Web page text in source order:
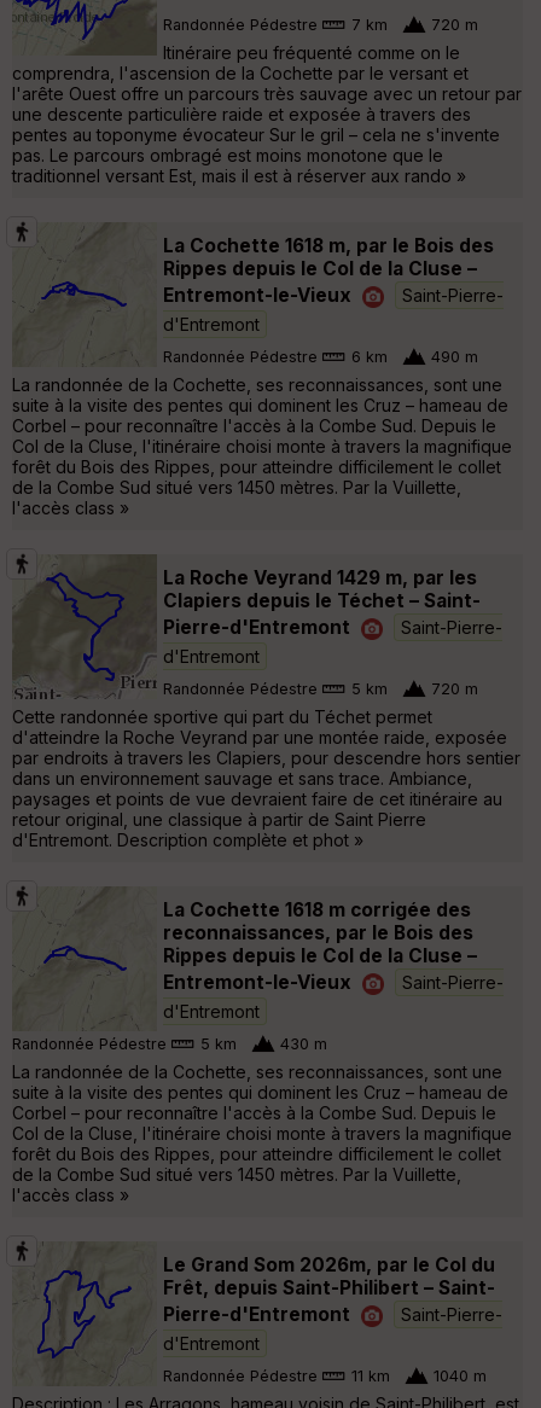
Randonnée Pédestre 7 km 720 m
Itinéraire peu fréquenté comme on le
comprendra, l'ascension de la Cochette par le versant et
l'arête Ouest offre un parcours très sauvage avec un retour par
une descente particulière raide et exposée à travers des
pentes au toponyme évocateur Sur le gril – cela ne s'invente
pas. Le parcours ombragé est moins monotone que le
traditionnel versant Est, mais il est à réserver aux rando »
La Cochette 1618 m, par le Bois des
Rippes depuis le Col de la Cluse –
Entremont-le-Vieux
Saint-Pierre-
d'Entremont
Randonnée Pédestre 6 km 490 m
La randonnée de la Cochette, ses reconnaissances, sont une
suite à la visite des pentes qui dominent les Cruz – hameau de
Corbel – pour reconnaître l'accès à la Combe Sud. Depuis le
Col de la Cluse, l'itinéraire choisi monte à travers la magnifique
forêt du Bois des Rippes, pour atteindre difficilement le collet
de la Combe Sud situé vers 1450 mètres. Par la Vuillette,
l'accès class »
La Roche Veyrand 1429 m, par les
Clapiers depuis le Téchet – Saint-
Pierre-d'Entremont
Saint-Pierre-
d'Entremont
Randonnée Pédestre 5 km 720 m
Cette randonnée sportive qui part du Téchet permet
d'atteindre la Roche Veyrand par une montée raide, exposée
par endroits à travers les Clapiers, pour descendre hors sentier
dans un environnement sauvage et sans trace. Ambiance,
paysages et points de vue devraient faire de cet itinéraire au
retour original, une classique à partir de Saint Pierre
d'Entremont. Description complète et phot »
La Cochette 1618 m corrigée des
reconnaissances, par le Bois des
Rippes depuis le Col de la Cluse –
Entremont-le-Vieux
Saint-Pierre-
d'Entremont
Randonnée Pédestre 5 km 430 m
La randonnée de la Cochette, ses reconnaissances, sont une
suite à la visite des pentes qui dominent les Cruz – hameau de
Corbel – pour reconnaître l'accès à la Combe Sud. Depuis le
Col de la Cluse, l'itinéraire choisi monte à travers la magnifique
forêt du Bois des Rippes, pour atteindre difficilement le collet
de la Combe Sud situé vers 1450 mètres. Par la Vuillette,
l'accès class »
Le Grand Som 2026m, par le Col du
Frêt, depuis Saint-Philibert – Saint-
Pierre-d'Entremont
Saint-Pierre-
d'Entremont
Randonnée Pédestre 11 km 1040 m
Description : Les Arragons, hameau voisin de Saint-Philibert, est